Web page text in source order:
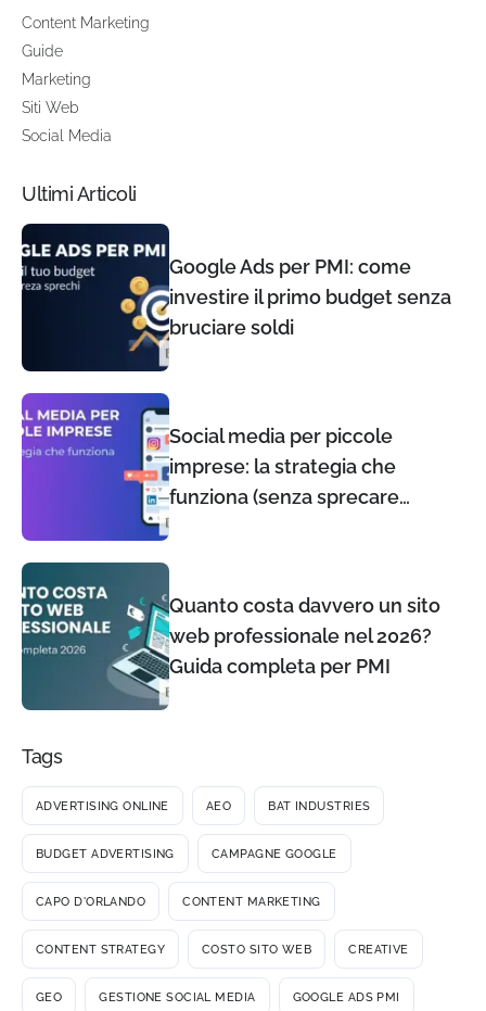
Content Marketing
Guide
Marketing
Siti Web
Social Media
Ultimi Articoli
Google Ads per PMI: come
investire il primo budget senza
bruciare soldi
Social media per piccole
imprese: la strategia che
funziona (senza sprecare
Quanto costa davvero un sito
web professionale nel 2026?
Guida completa per PMI
Tags
ADVERTISING ONLINE AEO BAT INDUSTRIES
BUDGET ADVERTISING CAMPAGNE GOOGLE
CAPO D'ORLANDO CONTENT MARKETING
CONTENT STRATEGY COSTO SITO WEB CREATIVE
GEO GESTIONE SOCIAL MEDIA GOOGLE ADS PMI